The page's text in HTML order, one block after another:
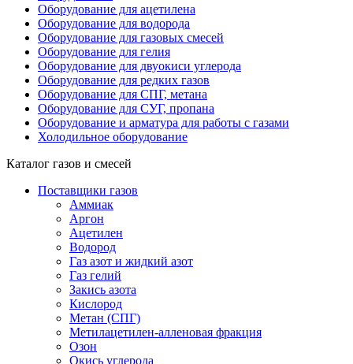
Оборудование для ацетилена
Оборудование для водорода
Оборудование для газовых смесей
Оборудование для гелия
Оборудование для двуокиси углерода
Оборудование для редких газов
Оборудование для СПГ, метана
Оборудование для СУГ, пропана
Оборудование и арматура для работы с газами
Холодильное оборудование
Каталог газов и смесей
Поставщики газов
Аммиак
Аргон
Ацетилен
Водород
Газ азот и жидкий азот
Газ гелий
Закись азота
Кислород
Метан (СПГ)
Метилацетилен-алленовая фракция
Озон
Окись углерода